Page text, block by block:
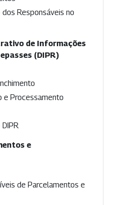
Responsáveis no
de Informações
(DIPR)
e Processamento
e
de Parcelamentos e